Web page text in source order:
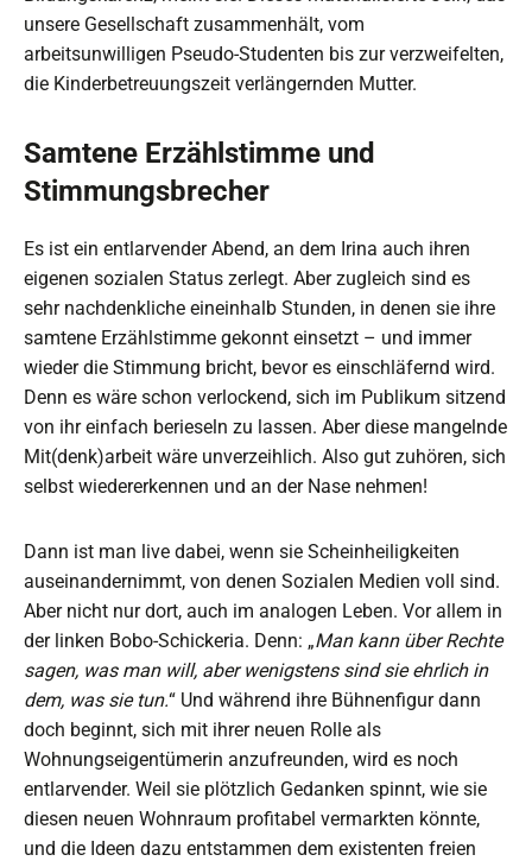
unsere Gesellschaft zusammenhält, vom
arbeitsunwilligen Pseudo-Studenten bis zur verzweifelten,
die Kinderbetreuungszeit verlängernden Mutter.
Samtene Erzählstimme und
Stimmungsbrecher
Es ist ein entlarvender Abend, an dem Irina auch ihren
eigenen sozialen Status zerlegt. Aber zugleich sind es
sehr nachdenkliche eineinhalb Stunden, in denen sie ihre
samtene Erzählstimme gekonnt einsetzt – und immer
wieder die Stimmung bricht, bevor es einschläfernd wird.
Denn es wäre schon verlockend, sich im Publikum sitzend
von ihr einfach berieseln zu lassen. Aber diese mangelnde
Mit(denk)arbeit wäre unverzeihlich. Also gut zuhören, sich
selbst wiedererkennen und an der Nase nehmen!
Dann ist man live dabei, wenn sie Scheinheiligkeiten
auseinandernimmt, von denen Sozialen Medien voll sind.
Aber nicht nur dort, auch im analogen Leben. Vor allem in
der linken Bobo-Schickeria. Denn: „Man kann über Rechte
sagen, was man will, aber wenigstens sind sie ehrlich in
dem, was sie tun.“ Und während ihre Bühnenfigur dann
doch beginnt, sich mit ihrer neuen Rolle als
Wohnungseigentümerin anzufreunden, wird es noch
entlarvender. Weil sie plötzlich Gedanken spinnt, wie sie
diesen neuen Wohnraum profitabel vermarkten könnte,
und die Ideen dazu entstammen dem existenten freien